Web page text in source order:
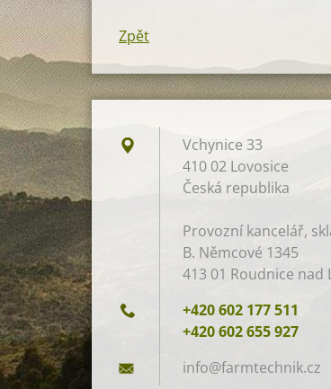
Zpět
Vchynice 33
410 02 Lovosice
Česká republika
Provozní kancelář,
B. Němcové 1345
413 01 Roudnice nad
+420 602 177 511
+420 602 655 927
info@farmtechnik.cz